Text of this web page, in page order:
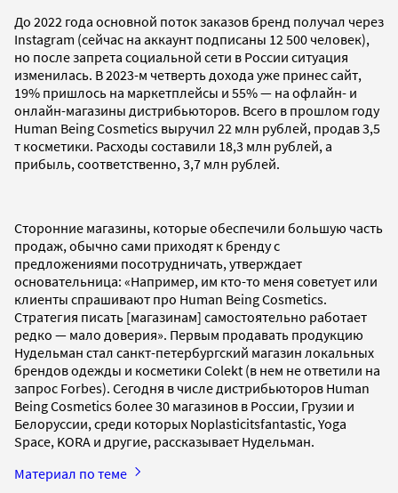
До 2022 года основной поток заказов бренд получал через
Instagram (сейчас на аккаунт подписаны 12 500 человек),
но после запрета социальной сети в России ситуация
изменилась. В 2023-м четверть дохода уже принес сайт,
19% пришлось на маркетплейсы и 55% — на офлайн- и
онлайн-магазины дистрибьюторов. Всего в прошлом году
Human Being Cosmetics выручил 22 млн рублей, продав 3,5
т косметики. Расходы составили 18,3 млн рублей, а
прибыль, соответственно, 3,7 млн рублей.
Сторонние магазины, которые обеспечили большую часть
продаж, обычно сами приходят к бренду с
предложениями посотрудничать, утверждает
основательница: «Например, им кто-то меня советует или
клиенты спрашивают про Human Being Cosmetics.
Стратегия писать [магазинам] самостоятельно работает
редко — мало доверия». Первым продавать продукцию
Нудельман стал санкт-петербургский магазин локальных
брендов одежды и косметики Colekt (в нем не ответили на
запрос Forbes). Сегодня в числе дистрибьюторов Human
Being Cosmetics более 30 магазинов в России, Грузии и
Белоруссии, среди которых Noplasticitsfantastic, Yoga
Space, KORA и другие, рассказывает Нудельман.
Материал по теме